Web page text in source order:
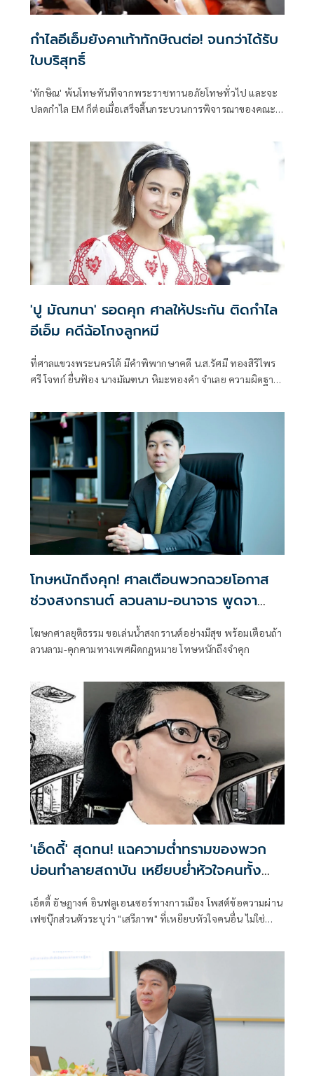
กำไลอีเอ็มยังคาเท้าทักษิณต่อ! จนกว่าได้รับ
ใบบริสุทธิ์
'ทักษิณ' พ้นโทษทันทีจากพระราชทานอภัยโทษทั่วไป และจะ
ปลดกำไล EM ก็ต่อเมื่อเสร็จสิ้นกระบวนการพิจารณาของคณะ
'ปู มัณฑนา' รอดคุก ศาลให้ประกัน ติดกำไล
อีเอ็ม คดีฉ้อโกงลูกหมี
ที่ศาลแขวงพระนครใต้ มีคำพิพากษาคดี น.ส.รัศมี ทองสิริไพร
ศรี โจทก์ ยื่นฟ้อง นางมัณฑนา หิมะทองคำ จำเลย ความผิดฐาน
บัญญัติว่าด้วยความผิดอันเกิดจากการใช้เช็ค พ.ศ. 2534 มาตรา
4
โทษหนักถึงคุก! ศาลเตือนพวกฉวยโอกาส
ช่วงสงกรานต์ ลวนลาม-อนาจาร พูดจา
แทะโลมก็มีความผิด
โฆษกศาลยุติธรรม ขอเล่นน้ำสงกรานต์อย่างมีสุข พร้อมเตือนถ้า
ลวนลาม-คุกคามทางเพศผิดกฎหมาย โทษหนักถึงจำคุก
'เอ็ดดี้' สุดทน! แฉความต่ำทรามของพวก
บ่อนทำลายสถาบัน เหยียบย่ำหัวใจคนทั้ง
ชาติ
เอ็ดดี้ อัษฎางค์ อินฟลูเอนเซอร์ทางการเมือง โพสต์ข้อความผ่าน
เฟซบุ๊กส่วนตัวระบุว่า "เสรีภาพ" ที่เหยียบหัวใจคนอื่น ไม่ใช่